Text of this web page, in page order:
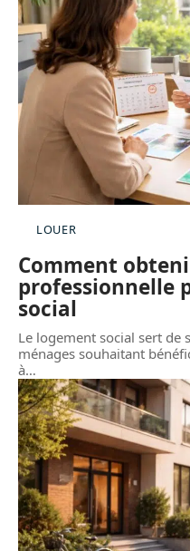
LOUER
Comment
professionnelle
social
Le logement social sert
ménages souhaitant
à…